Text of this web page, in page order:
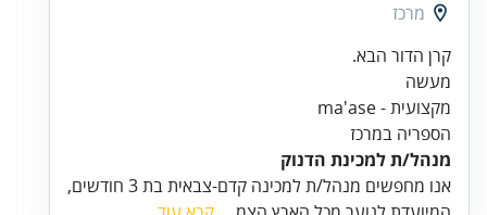
מרכז
קרן הדור הבא.
הספריה במרכז
מנהל/ת למכינת הדנוק
אנו מחפשים מנהל/ת למכינה קדם-צבאית בת 3 חודשים,